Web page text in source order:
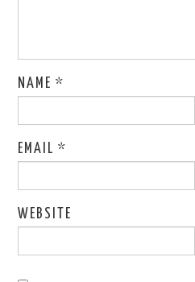
NAME*
EMAIL*
WEBSITE